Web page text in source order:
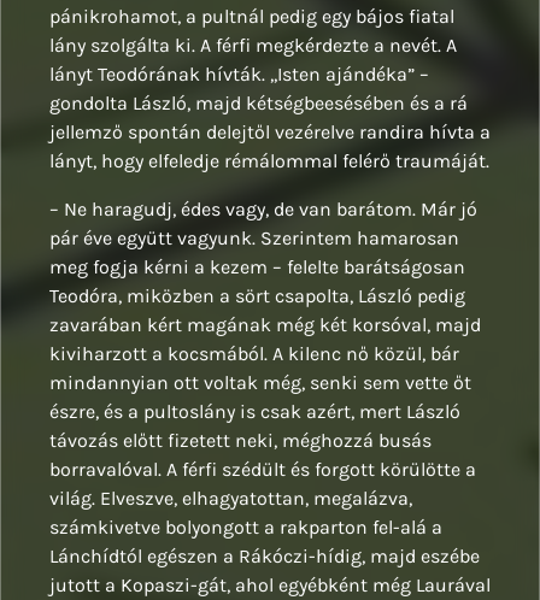
pánikrohamot, a pultnál pedig egy bájos fiatal
lány szolgálta ki. A férfi megkérdezte a nevét. A
lányt Teodórának hívták. ,,Isten ajándéka” –
gondolta László, majd kétségbeesésében és a rá
jellemző spontán delejtől vezérelve randira hívta a
lányt, hogy elfeledje rémálommal felérő traumáját.
– Ne haragudj, édes vagy, de van barátom. Már jó
pár éve együtt vagyunk. Szerintem hamarosan
meg fogja kérni a kezem – felelte barátságosan
Teodóra, miközben a sört csapolta, László pedig
zavarában kért magának még két korsóval, majd
kiviharzott a kocsmából. A kilenc nő közül, bár
mindannyian ott voltak még, senki sem vette őt
észre, és a pultoslány is csak azért, mert László
távozás előtt fizetett neki, méghozzá busás
borravalóval. A férfi szédült és forgott körülötte a
világ. Elveszve, elhagyatottan, megalázva,
számkivetve bolyongott a rakparton fel-alá a
Lánchídtól egészen a Rákóczi-hídig, majd eszébe
jutott a Kopaszi-gát, ahol egyébként még Laurával